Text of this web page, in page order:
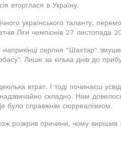
вторглася в Україну.
українського таланту,
Ліги чемпіонів 27
серпня "Шахтар"
Лише за кілька днів до
втрат. І тоді починаєш
складно. Нам
було справжнім сюрреалізмом.
розкрив причини, чому